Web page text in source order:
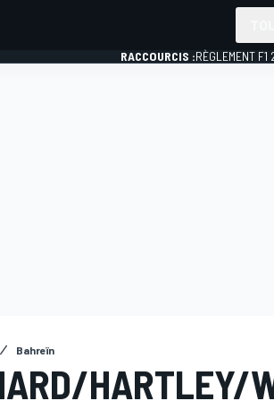
RACCOURCIS :RÈGLEMENT F1
Bahreïn
HARTLEY/